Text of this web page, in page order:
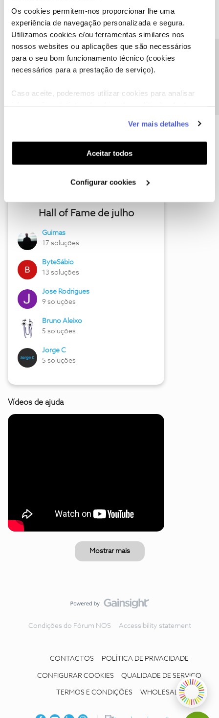
Os cookies permitem-nos proporcionar lhe uma
experiência de navegação personalizada e segura.
Utilizamos cookies e/ou ferramentas similares nos
nossos websites ou aplicações que são necessários
para o seu bom funcionamento técnico (cookies
necessários para a prestação de serviço).
Caso aceite, poderemos utilizar cookies para analisar
funcionalidades (cookies de personalização e
funcionalidade) e adaptar anúncios aos seus interesses
(cookies de publicidade personalizada). Pode gerir a
utilização dos cookies clicando em "Configurar
Ver mais detalhes
Aceitar todos
Configurar cookies
Descubra as novidades de julho
Hall of Fame de julho
Guimas
17 soluções
ByteSábio
13 soluções
Jose Rodrigues
9 soluções
Bruno Aleixo
5 soluções
Jorge C
5 soluções
Vídeos de ajuda
Mostrar mais
Condições do Fórum NOS Accessibility statement
CONTACTOS POLÍTICA DE PRIVACIDADE
CONFIGURAR COOKIES QUALIDADE DE SERVIÇO
TERMOS E CONDIÇÕES WHOLESALE